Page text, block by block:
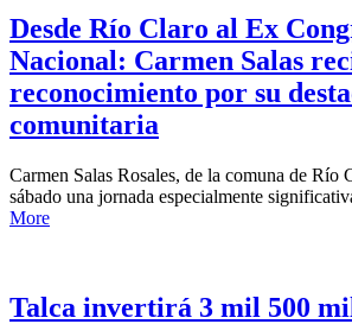
Desde Río Claro al Ex
Nacional: Carmen Salas
reconocimiento por su
comunitaria
Carmen Salas Rosales, de la comuna de Río
sábado una jornada especialmente
More
Talca invertirá 3 mil 500